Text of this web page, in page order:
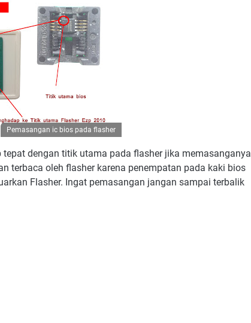
Pemasangan ic bios pada flasher
dengan titik utama pada flasher jika memasanganya
terbaca oleh flasher karena penempatan pada kaki bios
Flasher. Ingat pemasangan jangan sampai terbalik